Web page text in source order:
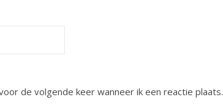
de volgende keer wanneer ik een reactie plaats.